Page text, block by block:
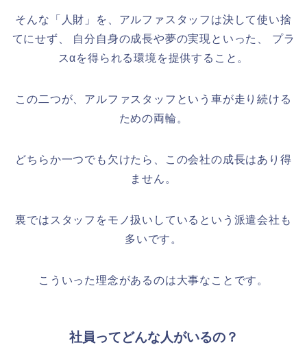
そんな「人財」を、アルファスタッフは決して使い捨
てにせず、 自分自身の成長や夢の実現といった、 プラ
スαを得られる環境を提供すること。
この二つが、アルファスタッフという車が走り続ける
ための両輪。
どちらか一つでも欠けたら、この会社の成長はあり得
ません。
裏ではスタッフをモノ扱いしているという派遣会社も
多いです。
こういった理念があるのは大事なことです。
社員ってどんな人がいるの？